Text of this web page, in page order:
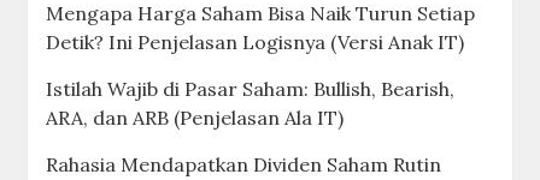
Mengapa Harga Saham Bisa Naik Turun Setiap
Detik? Ini Penjelasan Logisnya (Versi Anak IT)
Istilah Wajib di Pasar Saham: Bullish, Bearish,
ARA, dan ARB (Penjelasan Ala IT)
Rahasia Mendapatkan Dividen Saham Rutin